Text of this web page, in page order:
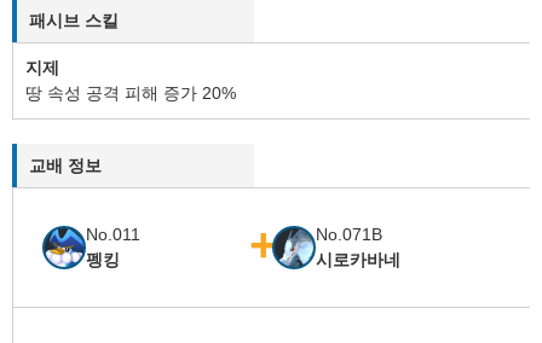
패시브 스킬
지제
땅 속성 공격 피해 증가 20%
교배 정보
No.011
펭킹
No.071B
시로카바네